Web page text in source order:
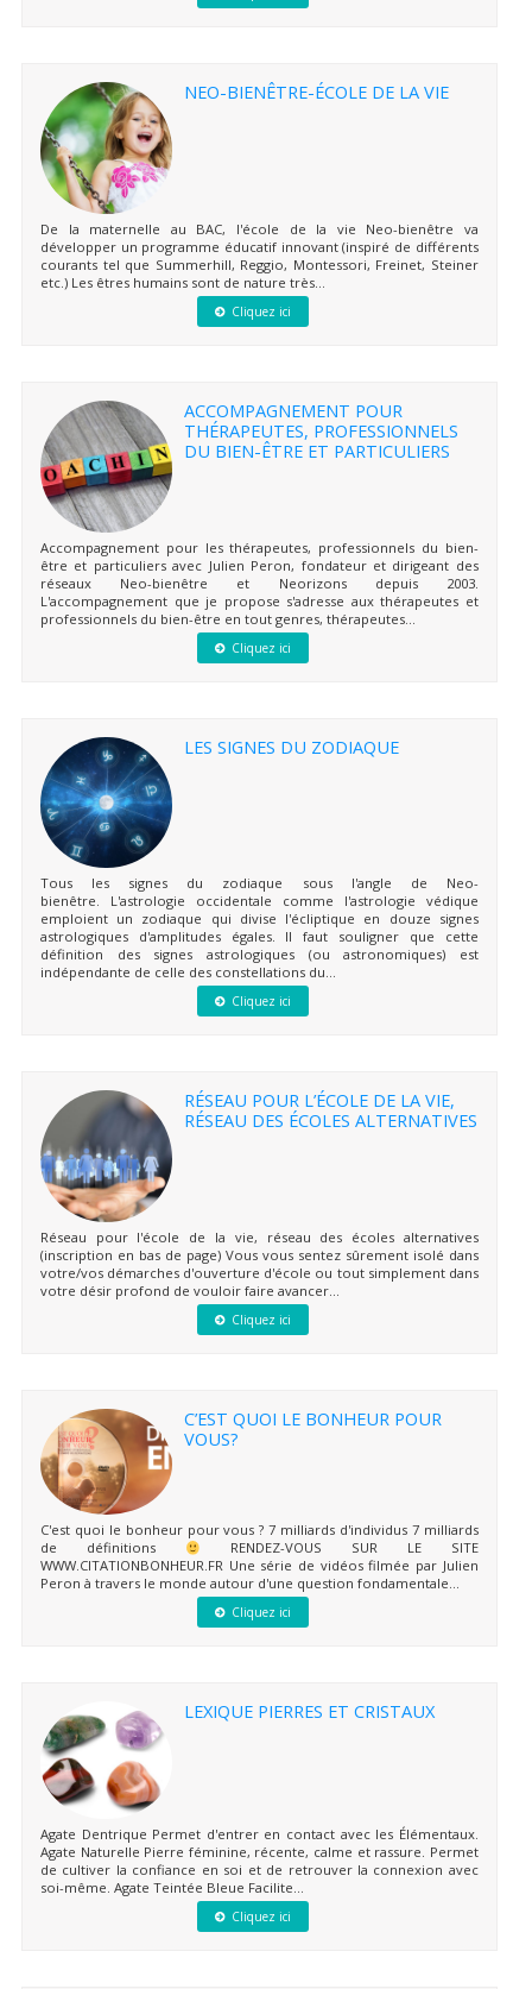
NEO-BIENÊTRE-ÉCOLE DE LA VIE
De la maternelle au BAC, l'école de la vie Neo-bienêtre va
développer un programme éducatif innovant (inspiré de différents
courants tel que Summerhill, Reggio, Montessori, Freinet, Steiner
etc.) Les êtres humains sont de nature très...
Cliquez ici
ACCOMPAGNEMENT POUR
THÉRAPEUTES, PROFESSIONNELS
DU BIEN-ÊTRE ET PARTICULIERS
Accompagnement pour les thérapeutes, professionnels du bien-
être et particuliers avec Julien Peron, fondateur et dirigeant des
réseaux Neo-bienêtre et Neorizons depuis 2003.
L'accompagnement que je propose s'adresse aux thérapeutes et
professionnels du bien-être en tout genres, thérapeutes...
Cliquez ici
LES SIGNES DU ZODIAQUE
Tous les signes du zodiaque sous l'angle de Neo-
bienêtre. L'astrologie occidentale comme l'astrologie védique
emploient un zodiaque qui divise l'écliptique en douze signes
astrologiques d'amplitudes égales. Il faut souligner que cette
définition des signes astrologiques (ou astronomiques) est
indépendante de celle des constellations du...
Cliquez ici
RÉSEAU POUR L’ÉCOLE DE LA VIE,
RÉSEAU DES ÉCOLES ALTERNATIVES
Réseau pour l'école de la vie, réseau des écoles alternatives
(inscription en bas de page) Vous vous sentez sûrement isolé dans
votre/vos démarches d'ouverture d'école ou tout simplement dans
votre désir profond de vouloir faire avancer...
Cliquez ici
C’EST QUOI LE BONHEUR POUR
VOUS?
C'est quoi le bonheur pour vous ? 7 milliards d'individus 7 milliards
de définitions
RENDEZ-VOUS SUR LE SITE
WWW.CITATIONBONHEUR.FR Une série de vidéos filmée par Julien
Peron à travers le monde autour d'une question fondamentale...
Cliquez ici
LEXIQUE PIERRES ET CRISTAUX
Agate Dentrique Permet d'entrer en contact avec les Élémentaux.
Agate Naturelle Pierre féminine, récente, calme et rassure. Permet
de cultiver la confiance en soi et de retrouver la connexion avec
soi-même. Agate Teintée Bleue Facilite...
Cliquez ici